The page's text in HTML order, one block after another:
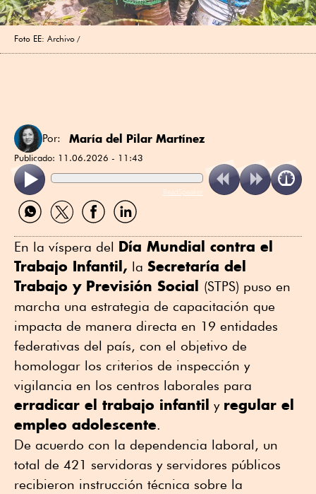
Foto EE: Archivo
Por: María del Pilar Martínez
Publicado: 11.06.2026 - 11:43
ReadSpeaker
Compartir
por
Compartir
por
Compartir
por
Compartir
por
En la víspera del Día Mundial contra el
Trabajo Infantil, la Secretaría del
Trabajo y Previsión Social (STPS) puso en
marcha una estrategia de capacitación que
impacta de manera directa en 19 entidades
federativas del país, con el objetivo de
homologar los criterios de inspección y
vigilancia en los centros laborales para
erradicar el trabajo infantil y regular el
empleo adolescente.
De acuerdo con la dependencia laboral, un
total de 421 servidoras y servidores públicos
recibieron instrucción técnica sobre la